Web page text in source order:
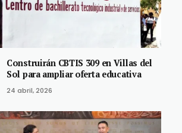
Construirán CBTIS 309 en Villas del
Sol para ampliar oferta educativa
24 abril, 2026